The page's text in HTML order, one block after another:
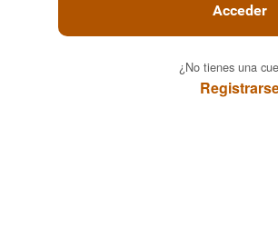
Acceder
¿No tienes una